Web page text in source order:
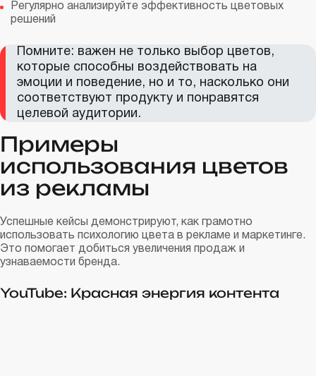
Регулярно анализируйте эффективность цветовых
решений
Помните: важен не только выбор цветов,
которые способны воздействовать на
эмоции и поведение, но и то, насколько они
соответствуют продукту и понравятся
целевой аудитории.
Примеры
использования цветов
из рекламы
Успешные кейсы демонстрируют, как грамотно
использовать психологию цвета в рекламе и маркетинге.
Это помогает добиться увеличения продаж и
узнаваемости бренда.
YouTube: Красная энергия контента